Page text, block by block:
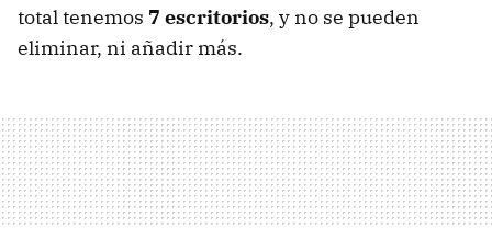
total tenemos 7 escritorios, y no se pueden
eliminar, ni añadir más.